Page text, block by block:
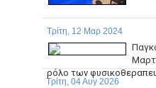
Τρίτη, 12 Μαρ 2024
ρόλο των
Τρίτη, 04 Αυγ 2026